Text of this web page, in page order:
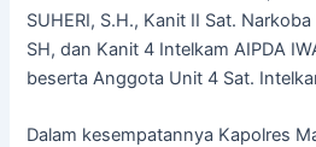
SUHERI, S.H., Kanit II Sat. Narkoba
SH, dan Kanit 4 Intelkam AIPDA
beserta Anggota Unit 4 Sat.
Dalam kesempatannya Kapolres